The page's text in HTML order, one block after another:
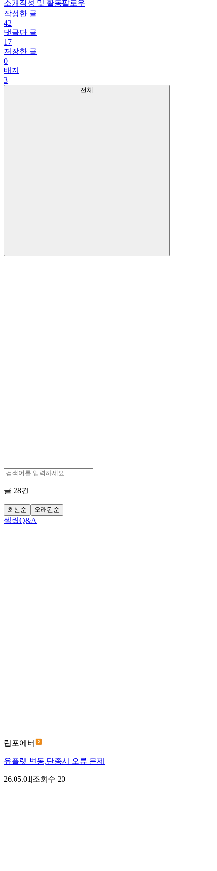
소개 작성 및 활동팔로우
작성한 글
42
댓글단 글
17
저장한 글
0
배지
3
전체
글 28건
최신순 오래된순
셀링Q&A
립포에버
유플랫 변동,단종시 오류 문제
26.05.01 |조회수 20